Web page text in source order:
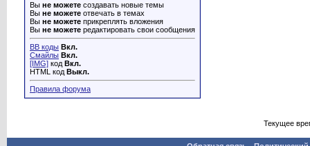
Вы не можете создавать новые темы
Вы не можете отвечать в темах
Вы не можете прикреплять вложения
Вы не можете редактировать свои сообщения
BB коды Вкл.
Смайлы Вкл.
[IMG] код Вкл.
HTML код Выкл.
Правила форума
Текущее